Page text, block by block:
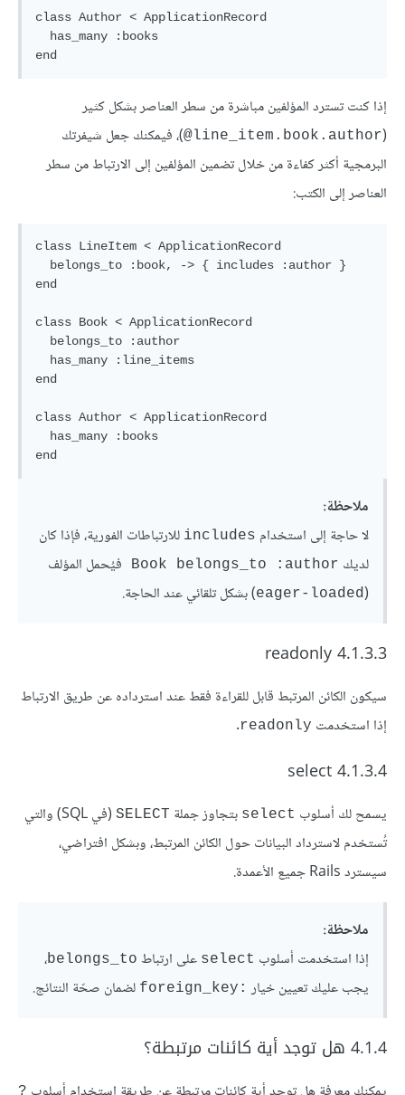
class Author < ApplicationRecord
إذا كنت تسترد المؤلفين مباشرة من سطر العناصر بشكل كثير
(
line_item.book.author@
)، فيمكنك جعل شيفرتك
البرمجية أكثر كفاءة من خلال تضمين المؤلفين إلى الارتباط من سطر
العناصر إلى الكتب:
class LineItem < ApplicationRecord
end
class Book < ApplicationRecord
end
class Author < ApplicationRecord
ملاحظة:
لا حاجة إلى استخدام includes للارتباطات الفورية، فإذا كان
لديك Book belongs_to :author
فيُحمل المؤلف
(
eager-loaded) بشكل تلقائي عند الحاجة.
4.1.3.3 readonly
سيكون الكائن المرتبط قابل للقراءة فقط عند استرداده عن طريق الارتباط
إذا استخدمت readonly
.
4.1.3.4 select
يسمح لك أسلوب select بتجاوز جملة SELECT
(في SQL) والتي
تُستخدم لاسترداد البيانات حول الكائن المرتبط، وبشكل افتراضي،
سيسترد Rails جميع الأعمدة.
ملاحظة:
إذا استخدمت أسلوب select على ارتباط belongs_to،
يجب عليك تعيين خيار :foreign_key لضمان صحّة النتائج.
4.1.4 هل توجد أية كائنات مرتبطة؟
?